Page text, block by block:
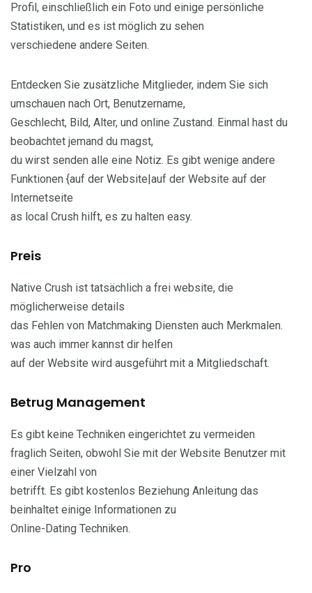
Profil, einschließlich ein Foto und einige persönliche
Statistiken, und es ist möglich zu sehen
verschiedene andere Seiten.
Entdecken Sie zusätzliche Mitglieder, indem Sie sich
umschauen nach Ort, Benutzername,
Geschlecht, Bild, Alter, und online Zustand. Einmal hast du
beobachtet jemand du magst,
du wirst senden alle eine Notiz. Es gibt wenige andere
Funktionen {auf der Website|auf der Website auf der
Internetseite
as local Crush hilft, es zu halten easy.
Preis
Native Crush ist tatsächlich a frei website, die
möglicherweise details
das Fehlen von Matchmaking Diensten auch Merkmalen.
was auch immer kannst dir helfen
auf der Website wird ausgeführt mit a Mitgliedschaft.
Betrug Management
Es gibt keine Techniken eingerichtet zu vermeiden
fraglich Seiten, obwohl Sie mit der Website Benutzer mit
einer Vielzahl von
betrifft. Es gibt kostenlos Beziehung Anleitung das
beinhaltet einige Informationen zu
Online-Dating Techniken.
Pro